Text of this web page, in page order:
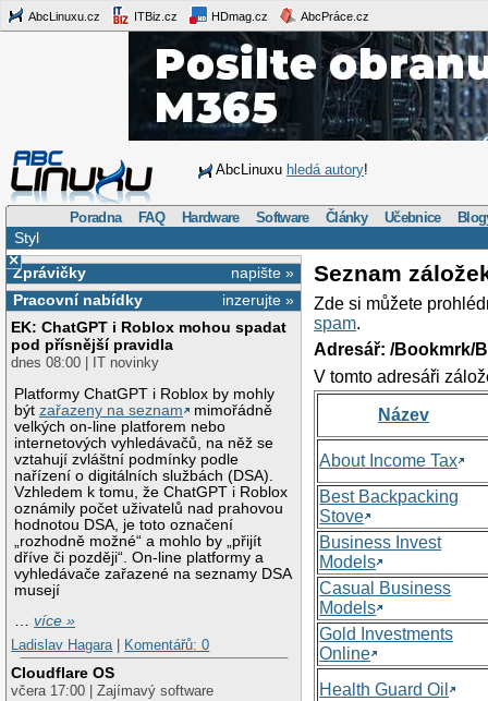
AbcLinuxu.cz ITBiz.cz HDmag.cz AbcPráce.cz
AbcLinuxu hledá autory!
Poradna FAQ Hardware Software Články Učebnice
Styl
×
napište »
Zprávičky
inzerujte »
Pracovní nabídky
EK: ChatGPT i Roblox mohou spadat
pod přísnější pravidla
dnes 08:00 | IT novinky
Platformy ChatGPT i Roblox by mohly
býtzařazeny na seznam
mimořádně
velkých on-line platforem nebo
internetových vyhledávačů, na něž se
vztahují zvláštní podmínky podle
nařízení o digitálních službách (DSA).
Vzhledem k tomu, že ChatGPT i Roblox
oznámily počet uživatelů nad prahovou
hodnotou DSA, je toto označení
„rozhodně možné“ a mohlo by „přijít
dříve či později“. On-line platformy a
vyhledávače zařazené na seznamy DSA
musejí
…více »
Ladislav Hagara
Komentářů: 0
Cloudflare OS
včera 17:00 | Zajímavý software
Seznam
Zde si můžete
spam.
Adresář: /Bookmrk/
V tomto adresáři
Název
About Income Tax
Best Backpacking
Stove
Business Invest
Models
Casual Business
Models
Gold Investments
Online
Health Guard Oil